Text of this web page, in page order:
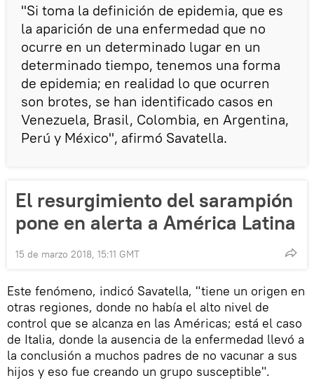
"Si toma la definición de epidemia, que es
la aparición de una enfermedad que no
ocurre en un determinado lugar en un
determinado tiempo, tenemos una forma
de epidemia; en realidad lo que ocurren
son brotes, se han identificado casos en
Venezuela, Brasil, Colombia, en Argentina,
Perú y México", afirmó Savatella.
El resurgimiento del sarampión
pone en alerta a América Latina
15 de marzo 2018, 15:11 GMT
Este fenómeno, indicó Savatella, "tiene un origen en
otras regiones, donde no había el alto nivel de
control que se alcanza en las Américas; está el caso
de Italia, donde la ausencia de la enfermedad llevó a
la conclusión a muchos padres de no vacunar a sus
hijos y eso fue creando un grupo susceptible".